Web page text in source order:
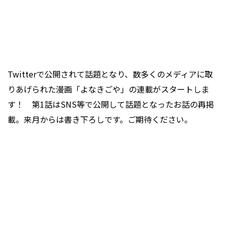
Twitterで公開されて話題となり、数多くのメディアに取
りあげられた漫画「よなきごや」の連載がスタートしま
す！ 第1話はSNS等で公開して話題となったお話の再掲
載。来月からは書き下ろしです。ご期待ください。